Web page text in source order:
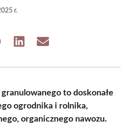
r.
Share Share
to doskonałe
ogrodnika i rolnika,
organicznego nawozu.